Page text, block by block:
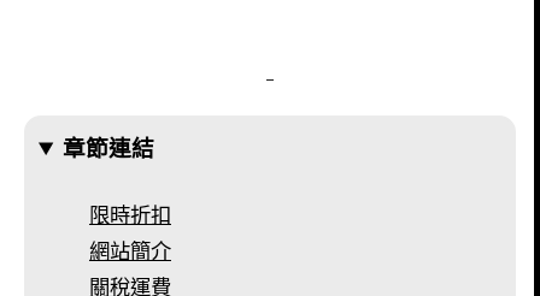
–
章節連結
限時折扣
網站簡介
關稅運費